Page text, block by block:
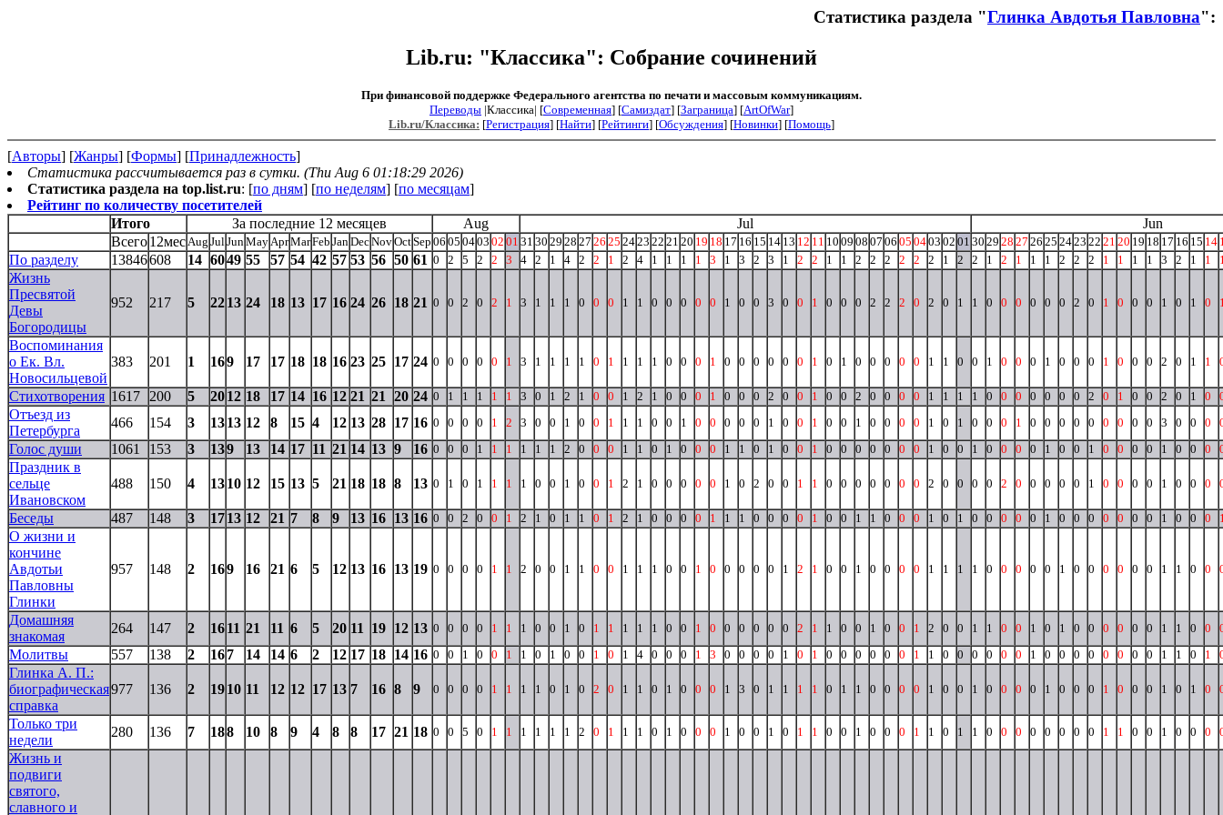
Статистика раздела "Глинка Авдотья Павловна":
Lib.ru: "Классика": Собрание сочинений
При финансовой поддержке Федерального агентства по печати и массовым коммуникациям.
Переводы |Классика| [Современная] [Самиздат] [Заграница] [ArtOfWar]
Lib.ru/Классика: [Регистрация] [Найти] [Рейтинги] [Обсуждения] [Новинки] [Помощь]
[Авторы] [Жанры] [Формы] [Принадлежность]
Статистика рассчитывается раз в сутки. (Thu Aug 6 01:18:29 2026)
Статистика раздела на top.list.ru: [по дням] [по неделям] [по месяцам]
Рейтинг по количеству посетителей
Итого
За последние 12 месяцев Aug Jul
Jun
Всего12мес Aug Jul Jun May AprMarFeb Jan DecNovOctSep 06 05 0403 02 01 31 30 29 28 27 26 25 2423 22 21 20 19 18 17 16 15 14 13 12 11 10 09 08 07 06 05 0403 02 01 30 29 28 27 26 25 2423 22 21 20 19 18 17 16 15 14
По разделу 13846608 14 6049 55 57 54 42 57 53 56 50 61 0 2 5 2 2 3 4 2 1 4 2 2 1 2 4 1 1 1 1 3 1 3 2 3 1 2 2 1 1 2 2 2 2 2 2 1 2 2 1 2 1 1 1 2 2 2 1 1 1 1 3 2 1 1
Жизнь
Пресвятой
Девы
Богородицы
952 217 5 2213 24 18 13 17 16 24 26 18 21 0 0 2 0 2 1 3 1 1 1 0 0 0 1 1 0 0 0 0 0 1 0 0 3 0 0 1 0 0 0 2 2 2 0 2 0 1 1 0 0 0 0 0 0 2 0 1 0 0 0 1 0 1 0
Воспоминания
о Ек. Вл.
Новосильцевой
383 201 1 169 17 17 18 18 16 23 25 17 24 0 0 0 0 0 1 3 1 1 1 1 0 1 1 1 1 0 0 0 1 0 0 0 0 0 0 1 0 1 0 0 0 0 0 1 1 0 0 1 0 0 0 1 0 0 0 1 0 0 0 2 0 1 1
Стихотворения 1617 200 5 2012 18 17 14 16 12 21 21 20 24 0 1 1 1 1 1 3 0 1 2 1 0 0 1 2 1 0 0 0 1 0 0 0 2 0 0 1 0 0 2 0 0 0 0 1 1 1 1 0 0 0 0 0 0 0 2 0 1 0 0 2 0 1 0
Отъезд из
Петербурга
466 154 3 1313 12 8 15 4 12 13 28 17 16 0 0 0 0 1 2 3 0 0 1 0 0 1 1 1 0 0 1 0 0 0 0 0 1 0 0 1 0 0 1 0 0 0 0 1 0 1 0 0 0 1 0 0 0 0 0 0 0 0 0 3 0 0 0
Голос души 1061 153 3 139 13 14 17 11 21 14 13 9 16 0 0 0 1 1 1 1 1 1 2 0 0 0 1 1 0 1 0 0 0 1 1 0 1 0 0 1 0 0 0 0 0 0 0 1 0 0 1 0 0 0 0 1 0 0 1 0 0 0 0 1 0 0 0
Праздник в
сельце
Ивановском
488 150 4 1310 12 15 13 5 21 18 18 8 13 0 1 0 1 1 1 1 0 0 1 0 0 1 2 1 0 0 0 0 0 1 0 2 0 0 1 1 0 0 0 0 0 0 0 2 0 0 0 0 2 0 0 0 0 0 1 0 0 0 0 1 0 0 0
Беседы 487 148 3 1713 12 21 7 8 9 13 16 13 16 0 0 2 0 0 1 2 1 0 1 1 0 1 2 1 0 0 0 0 1 1 1 0 0 0 0 1 0 0 1 1 0 0 0 1 0 1 0 0 0 0 0 1 0 0 0 0 0 0 0 1 0 0 0
О жизни и
кончине
Авдотьи
Павловны
Глинки
957 148 2 169 16 21 6 5 12 13 16 13 19 0 0 0 0 1 1 2 0 0 1 1 0 0 1 1 1 0 0 1 0 0 0 0 0 1 2 1 0 0 1 0 0 0 0 1 1 1 1 0 0 0 0 0 1 0 0 0 0 0 0 1 1 0 0
Домашняя
знакомая
264 147 2 1611 21 11 6 5 20 11 19 12 13 0 0 0 0 1 1 1 0 0 1 0 1 1 1 1 1 0 0 1 0 0 0 0 0 0 2 1 1 0 0 1 0 0 1 2 0 0 1 1 0 0 1 0 1 0 0 0 0 0 0 1 1 0 0
Молитвы 557 138 2 167 14 14 6 2 12 17 18 14 16 0 0 1 0 0 1 1 0 1 0 0 1 0 1 4 0 0 0 1 3 0 0 0 0 1 0 1 0 0 0 0 0 0 1 1 0 0 0 0 0 0 1 0 0 0 0 0 0 0 0 1 1 0 1
Глинка А. П.:
биографическая
справка
977 136 2 1910 11 12 12 17 13 7 16 8 9 0 0 0 0 1 1 1 1 0 1 0 2 0 1 1 0 1 0 0 0 1 3 0 1 1 1 1 0 1 1 0 0 0 0 1 0 0 1 0 0 0 0 1 0 0 0 1 0 0 0 1 0 1 0
Только три
недели
280 136 7 188 10 8 9 4 8 8 17 21 18 0 0 5 0 1 1 1 1 1 1 2 0 1 1 1 0 1 0 0 0 1 0 0 1 0 1 1 0 0 1 0 0 0 1 1 0 1 1 0 0 0 0 0 0 0 0 1 1 0 0 1 0 0 0
Жизнь и
подвиги
святого,
славного и